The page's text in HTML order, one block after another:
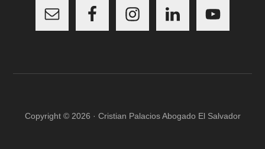
Copyright © 2026 · Cristian Palacios Abogado El Salvador